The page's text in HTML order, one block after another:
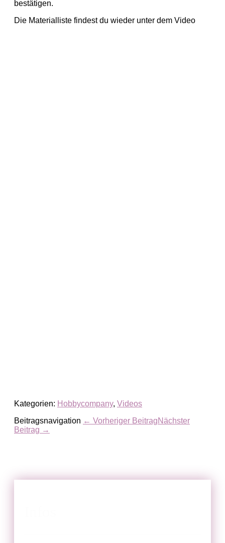
bestätigen.
Die Materialliste findest du wieder unter dem Video
Kategorien: Hobbycompany, Videos
Beitragsnavigation ← Vorheriger BeitragNächster
Beitrag →